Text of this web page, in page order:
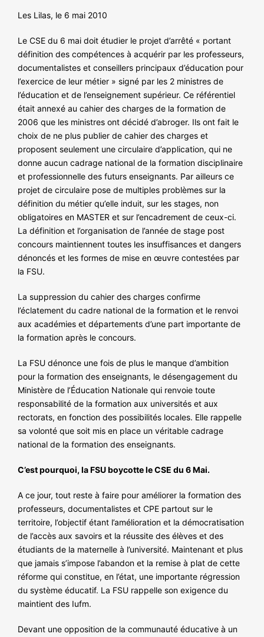
Les Lilas, le 6 mai 2010
Le CSE du 6 mai doit étudier le projet d’arrêté « portant
définition des compétences à acquérir par les professeurs,
documentalistes et conseillers principaux d’éducation pour
l’exercice de leur métier » signé par les 2 ministres de
l’éducation et de l’enseignement supérieur. Ce référentiel
était annexé au cahier des charges de la formation de
2006 que les ministres ont décidé d’abroger. Ils ont fait le
choix de ne plus publier de cahier des charges et
proposent seulement une circulaire d’application, qui ne
donne aucun cadrage national de la formation disciplinaire
et professionnelle des futurs enseignants. Par ailleurs ce
projet de circulaire pose de multiples problèmes sur la
définition du métier qu’elle induit, sur les stages, non
obligatoires en MASTER et sur l’encadrement de ceux-ci.
La définition et l’organisation de l’année de stage post
concours maintiennent toutes les insuffisances et dangers
dénoncés et les formes de mise en œuvre contestées par
la FSU.
La suppression du cahier des charges confirme
l’éclatement du cadre national de la formation et le renvoi
aux académies et départements d’une part importante de
la formation après le concours.
La FSU dénonce une fois de plus le manque d’ambition
pour la formation des enseignants, le désengagement du
Ministère de l’Éducation Nationale qui renvoie toute
responsabilité de la formation aux universités et aux
rectorats, en fonction des possibilités locales. Elle rappelle
sa volonté que soit mis en place un véritable cadrage
national de la formation des enseignants.
C’est pourquoi, la FSU boycotte le CSE du 6 Mai.
A ce jour, tout reste à faire pour améliorer la formation des
professeurs, documentalistes et CPE partout sur le
territoire, l’objectif étant l’amélioration et la démocratisation
de l’accès aux savoirs et la réussite des élèves et des
étudiants de la maternelle à l’université. Maintenant et plus
que jamais s’impose l’abandon et la remise à plat de cette
réforme qui constitue, en l’état, une importante régression
du système éducatif. La FSU rappelle son exigence du
maintient des Iufm.
Devant une opposition de la communauté éducative à un